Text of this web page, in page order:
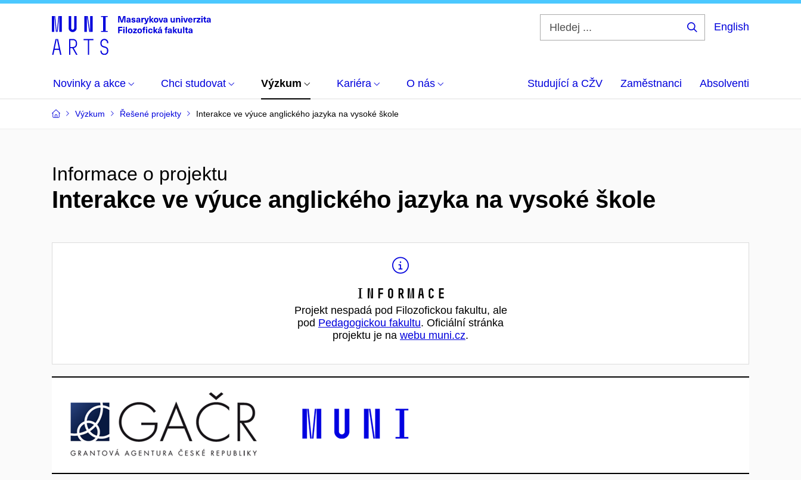
English
Novinky a akce Chci studovat Výzkum Kariéra O nás Studující a CŽV Zaměstnanci Absolventi
Výzkum Řešené projekty Interakce ve výuce anglického jazyka na vysoké škole
Informace o projektu
Interakce ve výuce anglického jazyka na vysoké škole
Informace
Projekt nespadá pod Filozofickou fakultu, ale
pod Pedagogickou fakultu. Oficiální stránka
projektu je na webu muni.cz.